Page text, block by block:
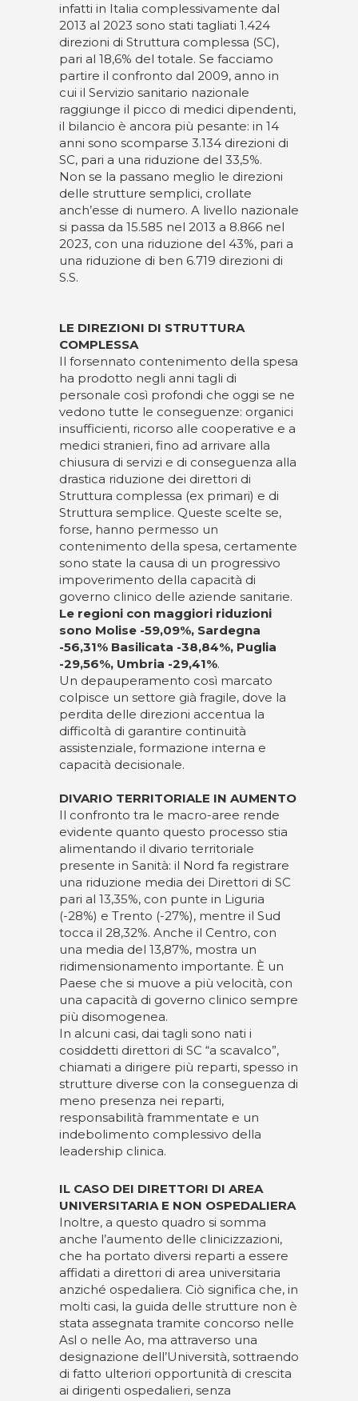
infatti in Italia complessivamente dal
2013 al 2023 sono stati tagliati 1.424
direzioni di Struttura complessa (SC),
pari al 18,6% del totale. Se facciamo
partire il confronto dal 2009, anno in
cui il Servizio sanitario nazionale
raggiunge il picco di medici dipendenti,
il bilancio è ancora più pesante: in 14
anni sono scomparse 3.134 direzioni di
SC, pari a una riduzione del 33,5%.
Non se la passano meglio le direzioni
delle strutture semplici, crollate
anch’esse di numero. A livello nazionale
si passa da 15.585 nel 2013 a 8.866 nel
2023, con una riduzione del 43%, pari a
una riduzione di ben 6.719 direzioni di
S.S.
LE DIREZIONI DI STRUTTURA
COMPLESSA
Il forsennato contenimento della spesa
ha prodotto negli anni tagli di
personale così profondi che oggi se ne
vedono tutte le conseguenze: organici
insufficienti, ricorso alle cooperative e a
medici stranieri, fino ad arrivare alla
chiusura di servizi e di conseguenza alla
drastica riduzione dei direttori di
Struttura complessa (ex primari) e di
Struttura semplice. Queste scelte se,
forse, hanno permesso un
contenimento della spesa, certamente
sono state la causa di un progressivo
impoverimento della capacità di
governo clinico delle aziende sanitarie.
Le regioni con maggiori riduzioni
sono Molise -59,09%, Sardegna
-56,31% Basilicata -38,84%, Puglia
-29,56%, Umbria -29,41%.
Un depauperamento così marcato
colpisce un settore già fragile, dove la
perdita delle direzioni accentua la
difficoltà di garantire continuità
assistenziale, formazione interna e
capacità decisionale.
DIVARIO TERRITORIALE IN AUMENTO
Il confronto tra le macro-aree rende
evidente quanto questo processo stia
alimentando il divario territoriale
presente in Sanità: il Nord fa registrare
una riduzione media dei Direttori di SC
pari al 13,35%, con punte in Liguria
(-28%) e Trento (-27%), mentre il Sud
tocca il 28,32%. Anche il Centro, con
una media del 13,87%, mostra un
ridimensionamento importante. È un
Paese che si muove a più velocità, con
una capacità di governo clinico sempre
più disomogenea.
In alcuni casi, dai tagli sono nati i
cosiddetti direttori di SC “a scavalco”,
chiamati a dirigere più reparti, spesso in
strutture diverse con la conseguenza di
meno presenza nei reparti,
responsabilità frammentate e un
indebolimento complessivo della
leadership clinica.
IL CASO DEI DIRETTORI DI AREA
UNIVERSITARIA E NON OSPEDALIERA
Inoltre, a questo quadro si somma
anche l’aumento delle clinicizzazioni,
che ha portato diversi reparti a essere
affidati a direttori di area universitaria
anziché ospedaliera. Ciò significa che, in
molti casi, la guida delle strutture non è
stata assegnata tramite concorso nelle
Asl o nelle Ao, ma attraverso una
designazione dell’Università, sottraendo
di fatto ulteriori opportunità di crescita
ai dirigenti ospedalieri, senza